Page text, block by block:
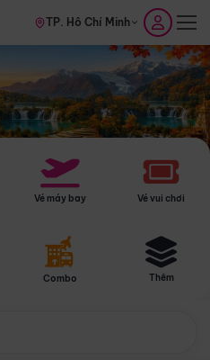
TP. Hồ Chí Minh
Vé máy bay Vé vui chơi
Combo Thêm